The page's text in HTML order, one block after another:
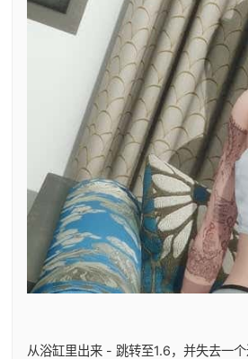
从浴缸里出来 - 跳转至1.6，并失去一